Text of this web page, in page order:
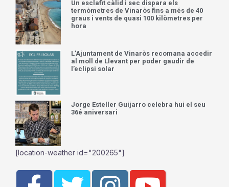
Un esclafit càlid i sec dispara els
termòmetres de Vinaròs fins a més de 40
graus i vents de quasi 100 kilòmetres per
hora
L’Ajuntament de Vinaròs recomana accedir
al moll de Llevant per poder gaudir de
l’eclipsi solar
Jorge Esteller Guijarro celebra hui el seu
36é aniversari
[location-weather id="200265"]